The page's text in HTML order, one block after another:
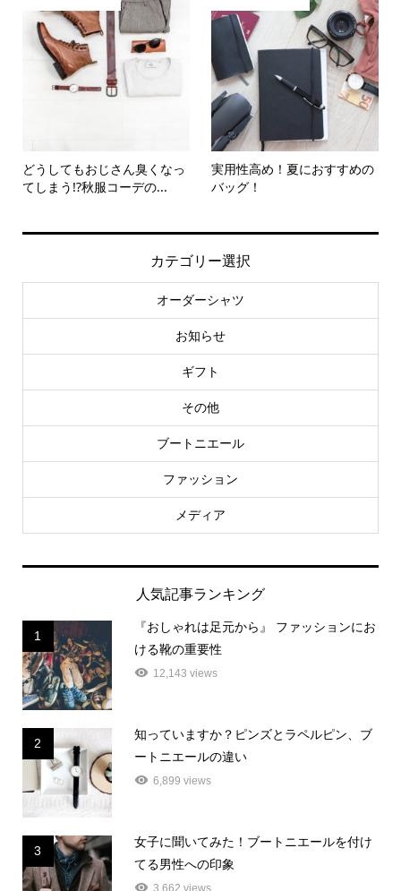
どうしてもおじさん臭くなっ
てしまう!?秋服コーデの...
実用性高め！夏におすすめの
バッグ！
カテゴリー選択
オーダーシャツ
お知らせ
ギフト
その他
ブートニエール
ファッション
メディア
人気記事ランキング
1
『おしゃれは足元から』 ファッションにお
ける靴の重要性
12,143 views
2
知っていますか？ピンズとラペルピン、ブ
ートニエールの違い
6,899 views
3
女子に聞いてみた！ブートニエールを付け
てる男性への印象
3,662 views